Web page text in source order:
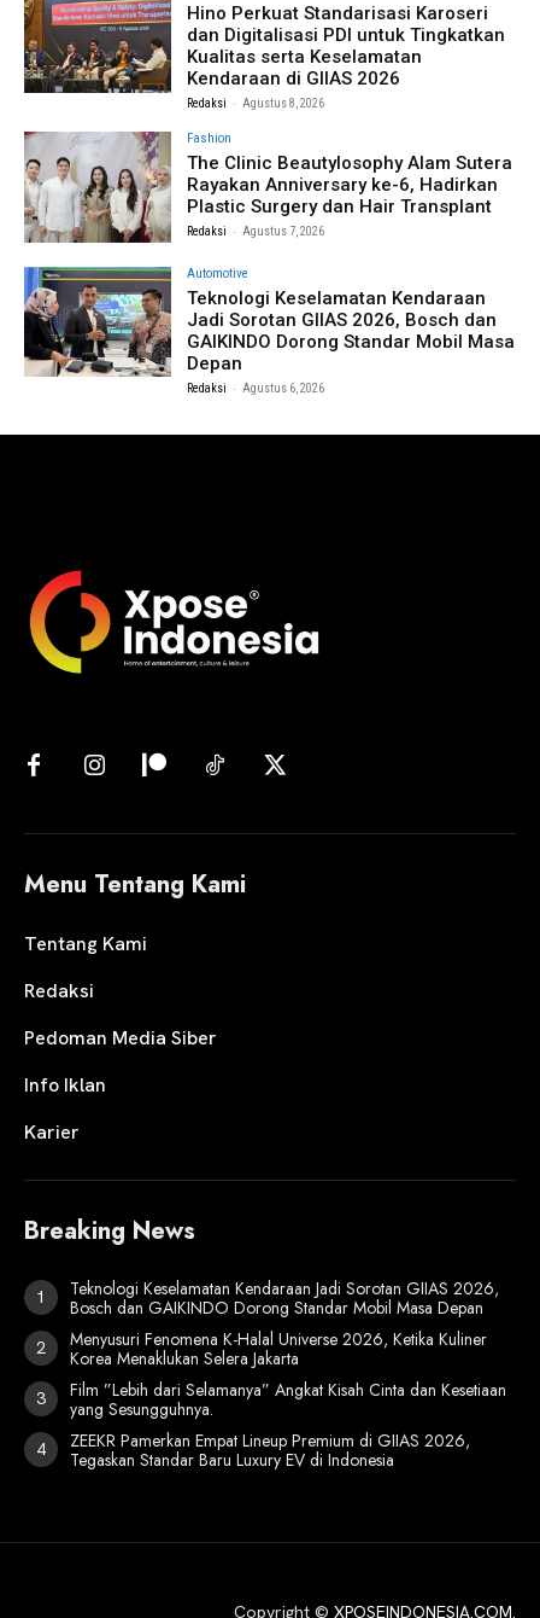
Hino Perkuat Standarisasi Karoseri
dan Digitalisasi PDI untuk Tingkatkan
Kualitas serta Keselamatan
Kendaraan di GIIAS 2026
Redaksi - Agustus 8, 2026
Fashion
The Clinic Beautylosophy Alam Sutera
Rayakan Anniversary ke-6, Hadirkan
Plastic Surgery dan Hair Transplant
Redaksi - Agustus 7, 2026
Automotive
Teknologi Keselamatan Kendaraan
Jadi Sorotan GIIAS 2026, Bosch dan
GAIKINDO Dorong Standar Mobil Masa
Depan
Redaksi - Agustus 6, 2026
Menu Tentang Kami
Tentang Kami
Redaksi
Pedoman Media Siber
Info Iklan
Karier
Breaking News
Teknologi Keselamatan Kendaraan Jadi Sorotan GIIAS 2026,
Bosch dan GAIKINDO Dorong Standar Mobil Masa Depan
Menyusuri Fenomena K-Halal Universe 2026, Ketika Kuliner
Korea Menaklukan Selera Jakarta
Film ”Lebih dari Selamanya” Angkat Kisah Cinta dan Kesetiaan
yang Sesungguhnya.
ZEEKR Pamerkan Empat Lineup Premium di GIIAS 2026,
Tegaskan Standar Baru Luxury EV di Indonesia
Copyright © XPOSEINDONESIA.COM